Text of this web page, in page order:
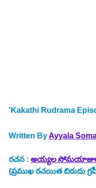
'Kakathi Rudrama
Written By Ayyala
రచన : అయ్యల సోమయాజుల
(ప్రముఖ రచయిత బిరుదు